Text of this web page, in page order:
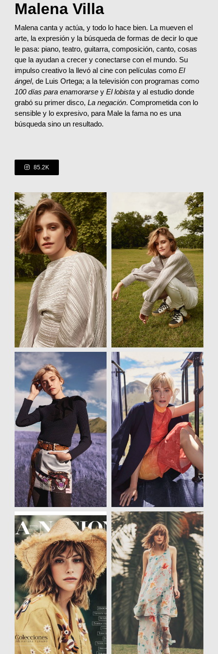
Malena Villa
Malena canta y actúa, y todo lo hace bien. La mueven el
arte, la expresión y la búsqueda de formas de decir lo que
le pasa: piano, teatro, guitarra, composición, canto, cosas
que la ayudan a crecer y conectarse con el mundo. Su
impulso creativo la llevó al cine con películas como El
ángel, de Luis Ortega; a la televisión con programas como
100 días para enamorarse y El lobista y al estudio donde
grabó su primer disco, La negación. Comprometida con lo
sensible y lo expresivo, para Male la fama no es una
búsqueda sino un resultado.
85.2K